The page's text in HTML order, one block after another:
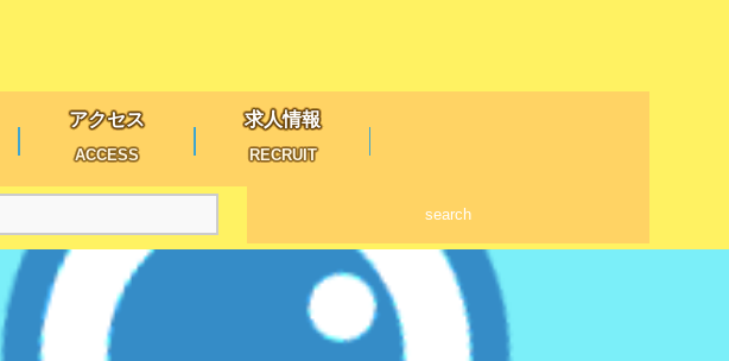
アクセス
ACCESS
求人情報
RECRUIT
search